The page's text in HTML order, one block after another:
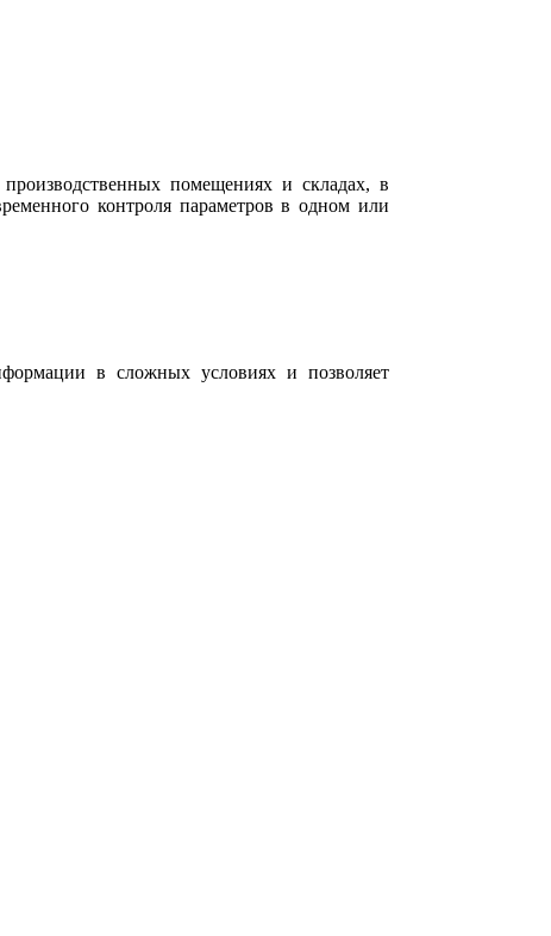
помещениях и складах, в
контроля параметров в одном или
в сложных условиях и позволяет